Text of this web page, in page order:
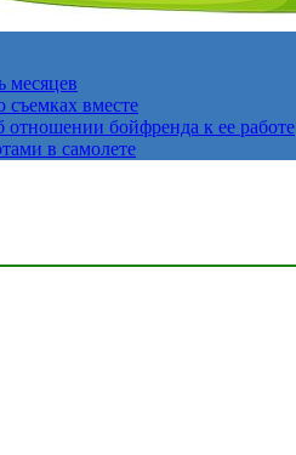
месяцев
съемках вместе
отношении бойфренда к ее работе
в самолете